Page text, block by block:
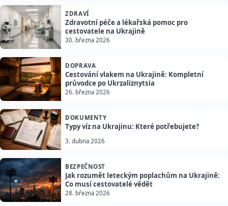
ZDRAVÍ
Zdravotní péče a lékařská pomoc pro
cestovatele na Ukrajině
30. března 2026
DOPRAVA
Cestování vlakem na Ukrajině: Kompletní
průvodce po Ukrzaliznytsia
26. března 2026
DOKUMENTY
Typy víz na Ukrajinu: Které potřebujete?
3. dubna 2026
BEZPEČNOST
Jak rozumět leteckým poplachům na Ukrajině:
Co musí cestovatelé vědět
28. března 2026